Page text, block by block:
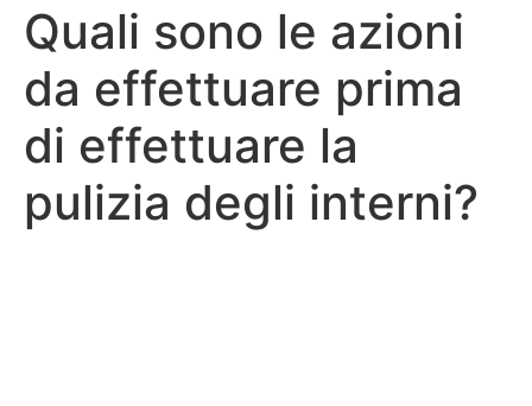
Quali sono le azioni
da effettuare prima
di effettuare la
pulizia degli interni?